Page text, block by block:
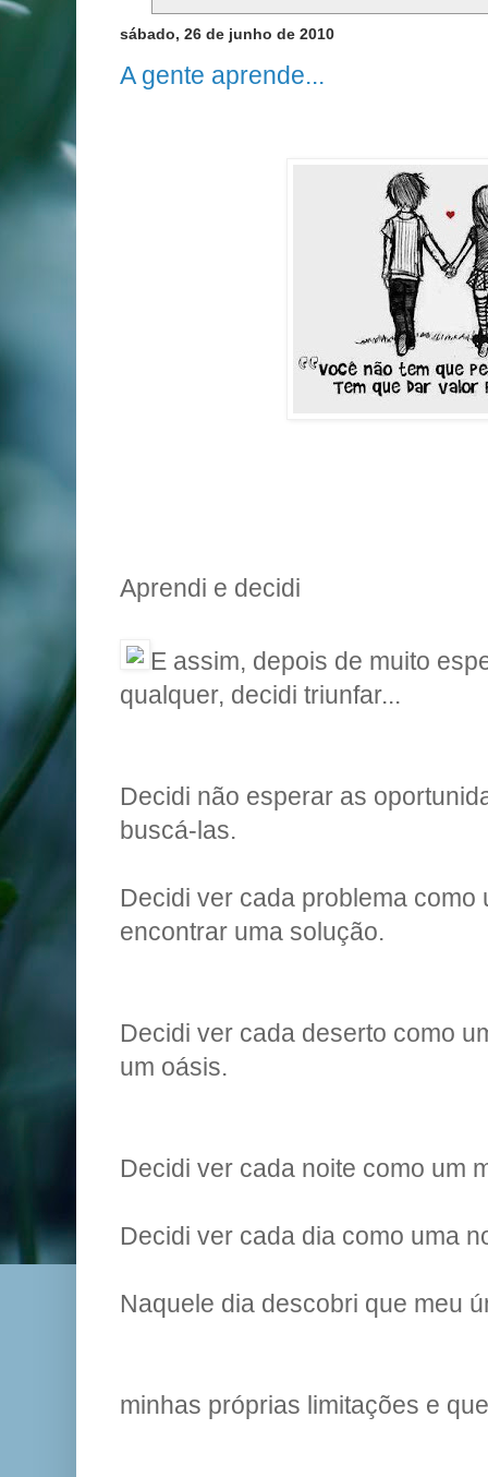
sábado, 26 de junho de 2010
A gente aprende...
Aprendi e decidi
E assim, depois de muito
qualquer, decidi triunfar...
Decidi não esperar as
buscá-las.
Decidi ver cada problema como
encontrar uma solução.
Decidi ver cada deserto como
um oásis.
Decidi ver cada noite como um
Decidi ver cada dia como uma
Naquele dia descobri que meu
minhas próprias limitações e